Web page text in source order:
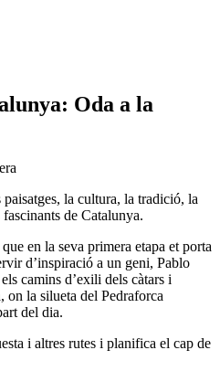
Oda a la
la cultura, la tradició, la
de Catalunya.
en la seva primera etapa et porta
d’inspiració a un geni, Pablo
camins d’exili dels càtars i
on la silueta del Pedraforca
del dia.
i altres rutes i planifica el cap de